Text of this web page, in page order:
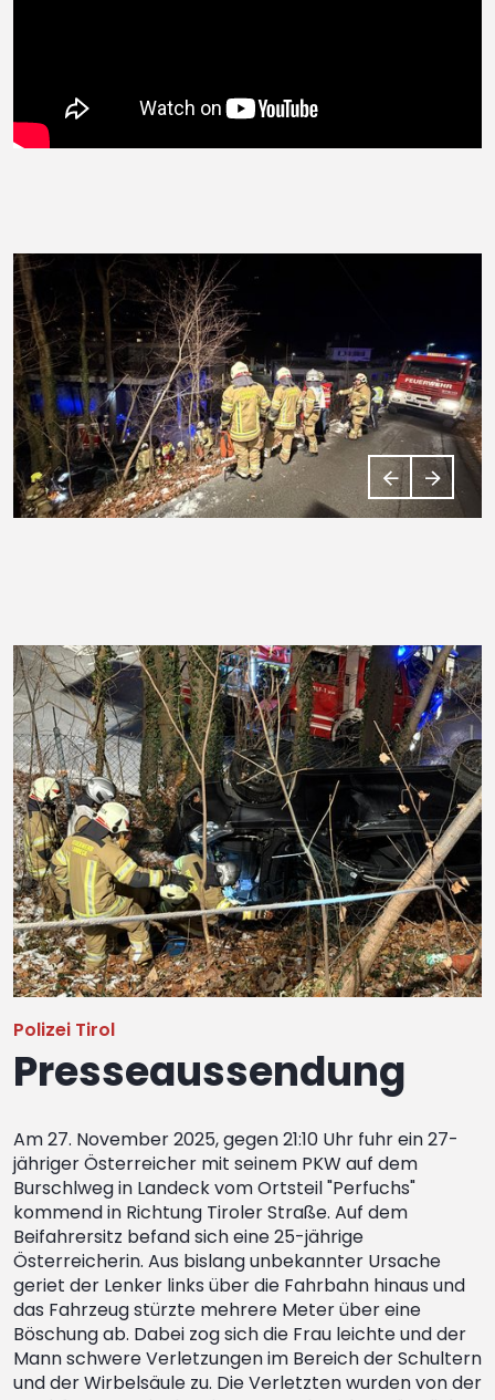
Polizei Tirol
Presseaussendung
Am 27. November 2025, gegen 21:10 Uhr fuhr ein 27-
jähriger Österreicher mit seinem PKW auf dem
Burschlweg in Landeck vom Ortsteil "Perfuchs"
kommend in Richtung Tiroler Straße. Auf dem
Beifahrersitz befand sich eine 25-jährige
Österreicherin. Aus bislang unbekannter Ursache
geriet der Lenker links über die Fahrbahn hinaus und
das Fahrzeug stürzte mehrere Meter über eine
Böschung ab. Dabei zog sich die Frau leichte und der
Mann schwere Verletzungen im Bereich der Schultern
und der Wirbelsäule zu. Die Verletzten wurden von der